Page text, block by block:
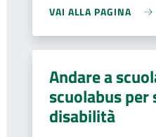
VAI ALLA PAGINA
Andare a
scuolabus
disabilità